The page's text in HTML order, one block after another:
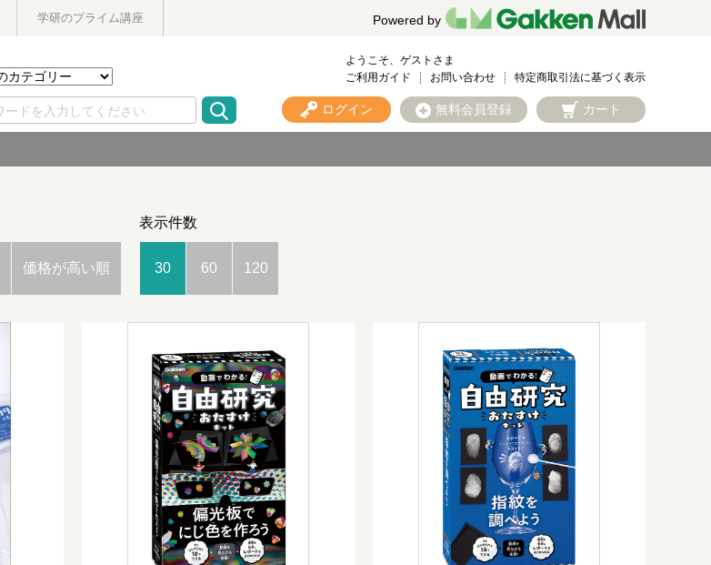
学研のプライム講座 Powered by
ようこそ、ゲストさま
ご利用ガイド
お問い合わせ 特定商取引法に基づく表示
ログイン 無料会員登録 カート
価格が高い順
表示件数
30 60 120